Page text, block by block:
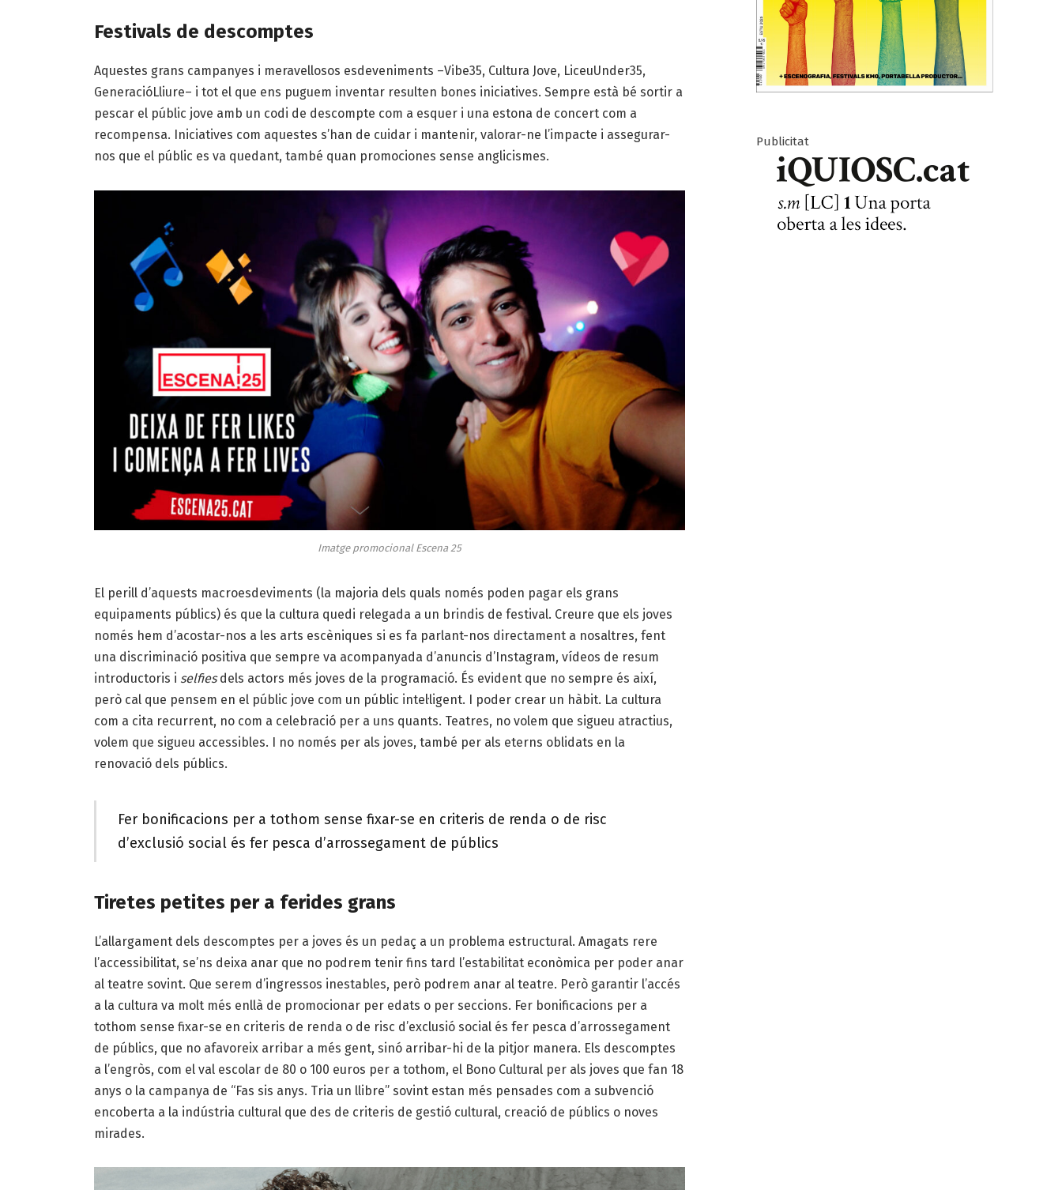
Festivals de descomptes
Aquestes grans campanyes i meravellosos esdeveniments –Vibe35, Cultura Jove, LiceuUnder35,
GeneracióLliure– i tot el que ens puguem inventar resulten bones iniciatives. Sempre està bé sortir a
pescar el públic jove amb un codi de descompte com a esquer i una estona de concert com a
recompensa. Iniciatives com aquestes s’han de cuidar i mantenir, valorar-ne l’impacte i assegurar-
nos que el públic es va quedant, també quan promociones sense anglicismes.
Imatge promocional Escena 25
El perill d’aquests macroesdeviments (la majoria dels quals només poden pagar els grans
equipaments públics) és que la cultura quedi relegada a un brindis de festival. Creure que els joves
només hem d’acostar-nos a les arts escèniques si es fa parlant-nos directament a nosaltres, fent
una discriminació positiva que sempre va acompanyada d’anuncis d’Instagram, vídeos de resum
introductoris i selfiesdels actors més joves de la programació. És evident que no sempre és així,
però cal que pensem en el públic jove com un públic intel·ligent. I poder crear un hàbit. La cultura
com a cita recurrent, no com a celebració per a uns quants. Teatres, no volem que sigueu atractius,
volem que sigueu accessibles. I no només per als joves, també per als eterns oblidats en la
renovació dels públics.
Fer bonificacions per a tothom sense fixar-se en criteris de renda o de risc
d’exclusió social és fer pesca d’arrossegament de públics
Tiretes petites per a ferides grans
L’allargament dels descomptes per a joves és un pedaç a un problema estructural. Amagats rere
l’accessibilitat, se’ns deixa anar que no podrem tenir fins tard l’estabilitat econòmica per poder anar
al teatre sovint. Que serem d’ingressos inestables, però podrem anar al teatre. Però garantir l’accés
a la cultura va molt més enllà de promocionar per edats o per seccions. Fer bonificacions per a
tothom sense fixar-se en criteris de renda o de risc d’exclusió social és fer pesca d’arrossegament
de públics, que no afavoreix arribar a més gent, sinó arribar-hi de la pitjor manera. Els descomptes
a l’engròs, com el val escolar de 80 o 100 euros per a tothom, el Bono Cultural per als joves que fan 18
anys o la campanya de “Fas sis anys. Tria un llibre” sovint estan més pensades com a subvenció
encoberta a la indústria cultural que des de criteris de gestió cultural, creació de públics o noves
mirades.
Publicitat